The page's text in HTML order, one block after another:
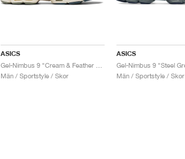
ASICS
Män / Sportstyle / Skor
ASICS
Män / Sportstyle / Skor